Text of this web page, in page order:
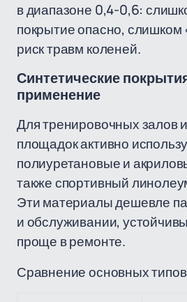
в диапазоне 0,4-0,6:
покрытие опасно, слишком
риск травм коленей.
Синтетические
применение
Для тренировочных залов
площадок активно
полиуретановые и
также спортивный
Эти материалы дешевле
и обслуживании,
проще в ремонте.
Сравнение основных